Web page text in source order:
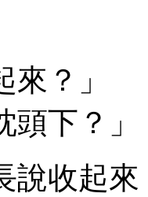
來？」
頭下？」
說收起